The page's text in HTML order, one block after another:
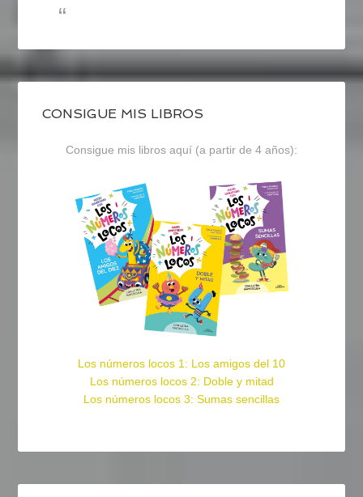
CONSIGUE MIS LIBROS
Consigue mis libros aquí (a partir de 4 años):
Los números locos 1: Los amigos del 10
Los números locos 2: Doble y mitad
Los números locos 3: Sumas sencillas